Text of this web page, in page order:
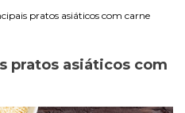
pratos asiáticos com carne
pratos asiáticos com